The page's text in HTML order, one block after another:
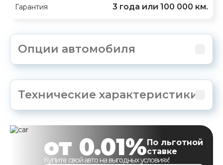
Гарантия 3 года или 100 000 км.
Опции автомобиля
Технические характеристики
от 0.01%По льготной
ставке
Купите свой авто на выгодных условиях!